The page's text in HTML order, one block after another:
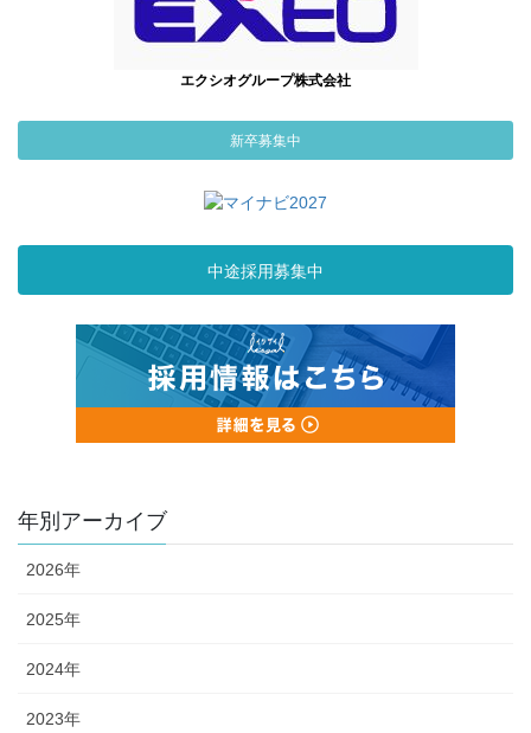
エクシオグループ株式会社
新卒募集中
中途採用募集中
年別アーカイブ
2026年
2025年
2024年
2023年